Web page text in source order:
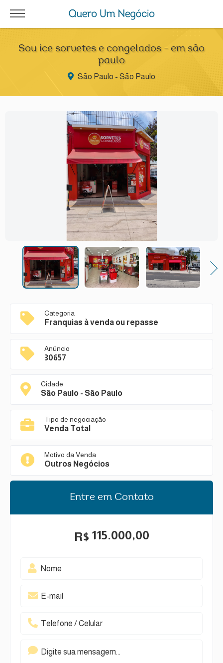
Sou ice sorvetes e congelados - em são
paulo
São Paulo - São Paulo
Next
Categoria
Franquias à venda ou repasse
Anúncio
30657
Cidade
São Paulo - São Paulo
Tipo de negociação
Venda Total
Motivo da Venda
Outros Negócios
Entre em Contato
R$ 115.000,00